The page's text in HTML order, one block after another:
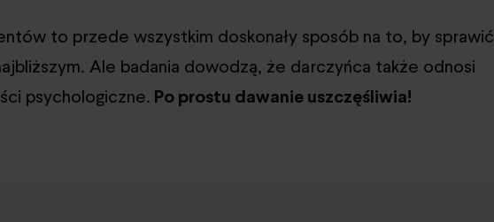
to przede wszystkim doskonały sposób na to, by sprawić
Ale badania dowodzą, że darczyńca także odnosi
psychologiczne. Po prostu dawanie uszczęśliwia!